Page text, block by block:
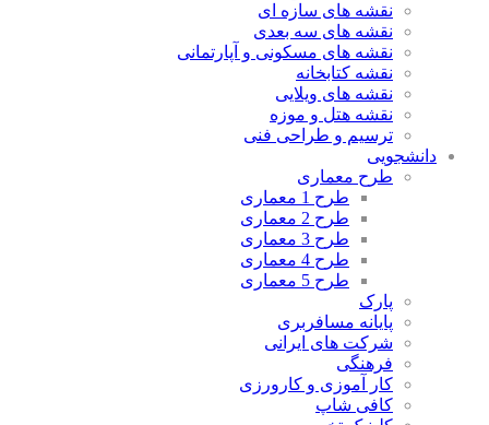
نقشه های سازه ای
نقشه های سه بعدی
نقشه های مسکونی و آپارتمانی
نقشه کتابخانه
نقشه های ویلایی
نقشه هتل و موزه
ترسیم و طراحی فنی
دانشجویی
طرح معماری
طرح 1 معماری
طرح 2 معماری
طرح 3 معماری
طرح 4 معماری
طرح 5 معماری
پارک
پایانه مسافربری
شرکت های ایرانی
فرهنگی
کار آموزی و کارورزی
کافی شاپ